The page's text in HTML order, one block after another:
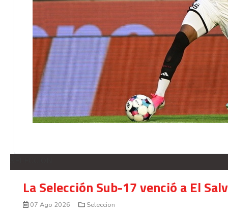
La Selección Sub-17 venció a El
07 Ago 2026 Seleccion